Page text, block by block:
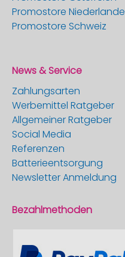
Promostore Niederlande
Promostore Schweiz
News & Service
Zahlungsarten
Werbemittel Ratgeber
Allgemeiner Ratgeber
Social Media
Referenzen
Batterieentsorgung
Newsletter Anmeldung
Bezahlmethoden